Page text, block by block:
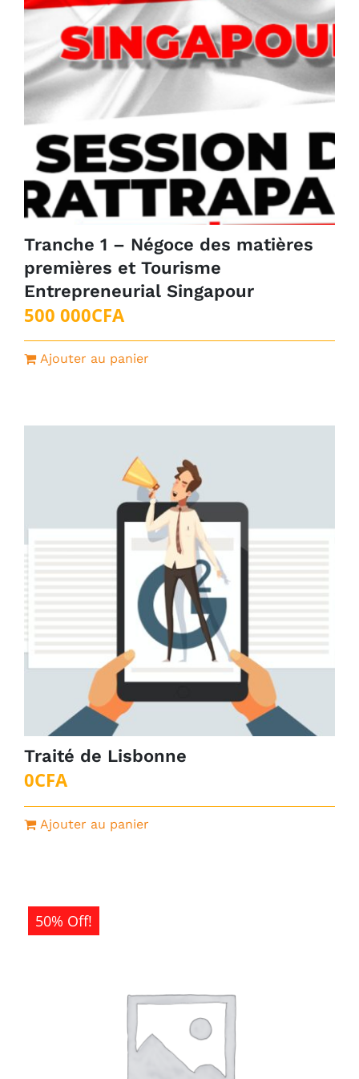
Tranche 1 – Négoce des matières
premières et Tourisme
Entrepreneurial Singapour
500 000CFA
Ajouter au panier
Traité de Lisbonne
0CFA
Ajouter au panier
50% Off!